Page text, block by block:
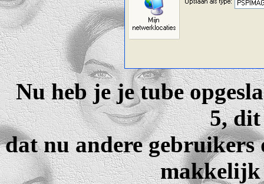
Nu heb je je tube
5, dit
dat nu andere gebruikers
makkelijk